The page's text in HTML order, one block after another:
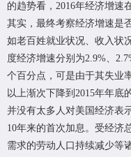
的趋势看，2016年经济增速
其实，最终考察经济增速是
如老百姓就业状况、收入状
度经济增速分别为2.9%、
个百分点，可是由于其失业
以上渐次下降到2015年年底
并没有太多人对美国经济表
10年来的首次加息。受经济
需求的劳动人口持续减少等